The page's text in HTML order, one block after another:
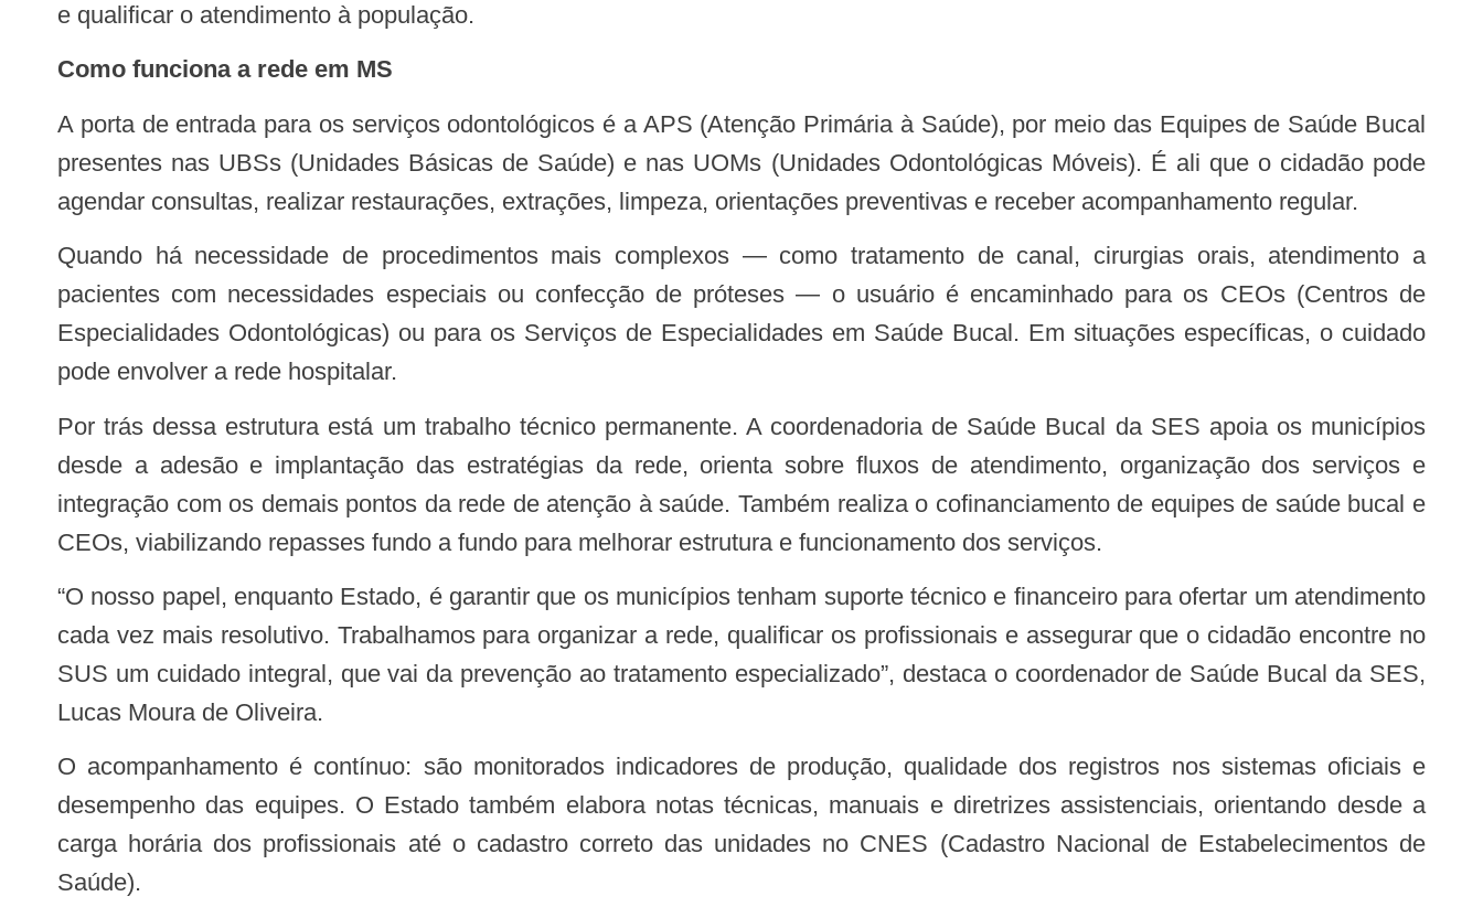
e qualificar o atendimento à população.
Como funciona a rede em MS
A porta de entrada para os serviços odontológicos é a APS (Atenção Primária à Saúde), por meio das Equipes de Saúde Bucal
presentes nas UBSs (Unidades Básicas de Saúde) e nas UOMs (Unidades Odontológicas Móveis). É ali que o cidadão pode
agendar consultas, realizar restaurações, extrações, limpeza, orientações preventivas e receber acompanhamento regular.
Quando há necessidade de procedimentos mais complexos — como tratamento de canal, cirurgias orais, atendimento a
pacientes com necessidades especiais ou confecção de próteses — o usuário é encaminhado para os CEOs (Centros de
Especialidades Odontológicas) ou para os Serviços de Especialidades em Saúde Bucal. Em situações específicas, o cuidado
pode envolver a rede hospitalar.
Por trás dessa estrutura está um trabalho técnico permanente. A coordenadoria de Saúde Bucal da SES apoia os municípios
desde a adesão e implantação das estratégias da rede, orienta sobre fluxos de atendimento, organização dos serviços e
integração com os demais pontos da rede de atenção à saúde. Também realiza o cofinanciamento de equipes de saúde bucal e
CEOs, viabilizando repasses fundo a fundo para melhorar estrutura e funcionamento dos serviços.
“O nosso papel, enquanto Estado, é garantir que os municípios tenham suporte técnico e financeiro para ofertar um atendimento
cada vez mais resolutivo. Trabalhamos para organizar a rede, qualificar os profissionais e assegurar que o cidadão encontre no
SUS um cuidado integral, que vai da prevenção ao tratamento especializado”, destaca o coordenador de Saúde Bucal da SES,
Lucas Moura de Oliveira.
O acompanhamento é contínuo: são monitorados indicadores de produção, qualidade dos registros nos sistemas oficiais e
desempenho das equipes. O Estado também elabora notas técnicas, manuais e diretrizes assistenciais, orientando desde a
carga horária dos profissionais até o cadastro correto das unidades no CNES (Cadastro Nacional de Estabelecimentos de
Saúde).